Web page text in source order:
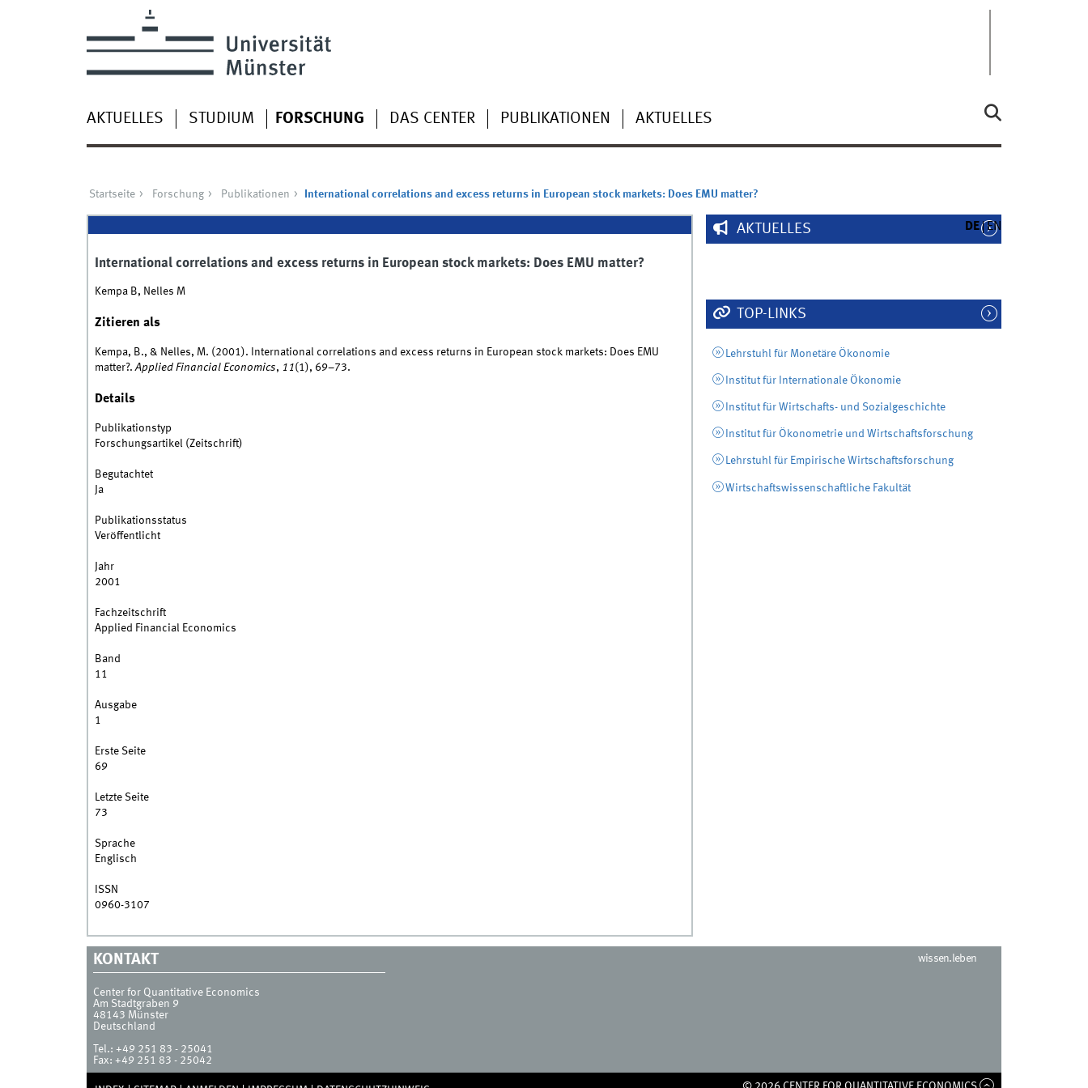
AKTUELLES STUDIUM FORSCHUNG DAS CENTER PUBLIKATIONEN AKTUELLES
DE EN
Startseite Forschung Publikationen International correlations and excess returns in European stock markets: Does EMU matter?
International correlations and excess returns in European stock markets: Does EMU matter?
Kempa B, Nelles M
Zitieren als
Kempa, B., & Nelles, M. (2001). International correlations and excess returns in European stock markets: Does EMU
matter?.Applied Financial Economics, 11(1), 69–73.
Details
Publikationstyp
Forschungsartikel (Zeitschrift)
Begutachtet
Ja
Publikationsstatus
Veröffentlicht
Jahr
2001
Fachzeitschrift
Applied Financial Economics
Band
11
Ausgabe
1
Erste Seite
69
Letzte Seite
73
Sprache
Englisch
ISSN
0960-3107
AKTUELLES
TOP-LINKS
Lehrstuhl für Monetäre Ökonomie
Institut für Internationale Ökonomie
Institut für Wirtschafts- und Sozialgeschichte
Institut für Ökonometrie und Wirtschaftsforschung
Lehrstuhl für Empirische Wirtschaftsforschung
Wirtschaftswissenschaftliche Fakultät
KONTAKT
Center for Quantitative Economics
Am Stadtgraben 9
48143 Münster
Deutschland
Tel.: +49 251 83 - 25041
Fax: +49 251 83 - 25042
wissen.leben